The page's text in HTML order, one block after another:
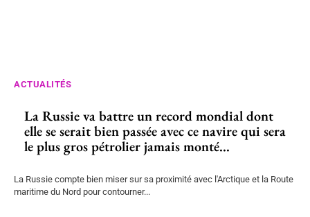
ACTUALITÉS
La Russie va battre un record mondial dont
elle se serait bien passée avec ce navire qui sera
le plus gros pétrolier jamais monté...
La Russie compte bien miser sur sa proximité avec l'Arctique et la Route
maritime du Nord pour contourner...